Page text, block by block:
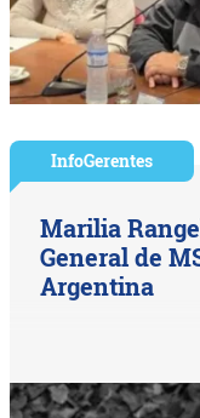
InfoGerentes
Marilia
General de
Argentina